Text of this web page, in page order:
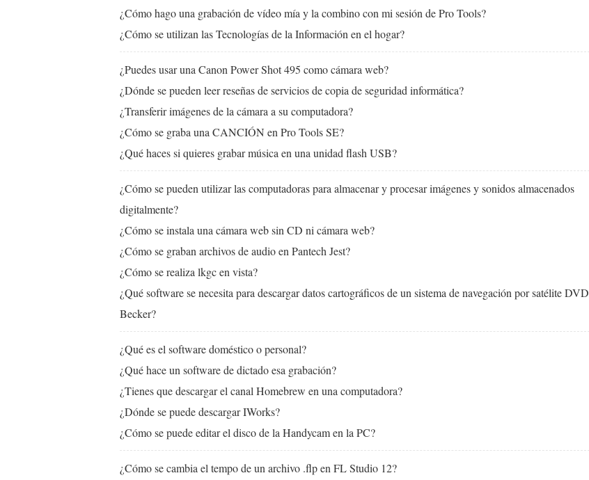
¿Cómo hago una grabación de vídeo mía y la combino con mi sesión de Pro Tools?
¿Cómo se utilizan las Tecnologías de la Información en el hogar?
¿Puedes usar una Canon Power Shot 495 como cámara web?
¿Dónde se pueden leer reseñas de servicios de copia de seguridad informática?
¿Transferir imágenes de la cámara a su computadora?
¿Cómo se graba una CANCIÓN en Pro Tools SE?
¿Qué haces si quieres grabar música en una unidad flash USB?
¿Cómo se pueden utilizar las computadoras para almacenar y procesar imágenes y sonidos almacenados
digitalmente?
¿Cómo se instala una cámara web sin CD ni cámara web?
¿Cómo se graban archivos de audio en Pantech Jest?
¿Cómo se realiza lkgc en vista?
¿Qué software se necesita para descargar datos cartográficos de un sistema de navegación por satélite DVD
Becker?
¿Qué es el software doméstico o personal?
¿Qué hace un software de dictado esa grabación?
¿Tienes que descargar el canal Homebrew en una computadora?
¿Dónde se puede descargar IWorks?
¿Cómo se puede editar el disco de la Handycam en la PC?
¿Cómo se cambia el tempo de un archivo .flp en FL Studio 12?